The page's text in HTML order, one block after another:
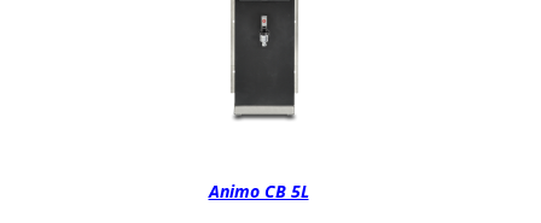
Animo CB 5L